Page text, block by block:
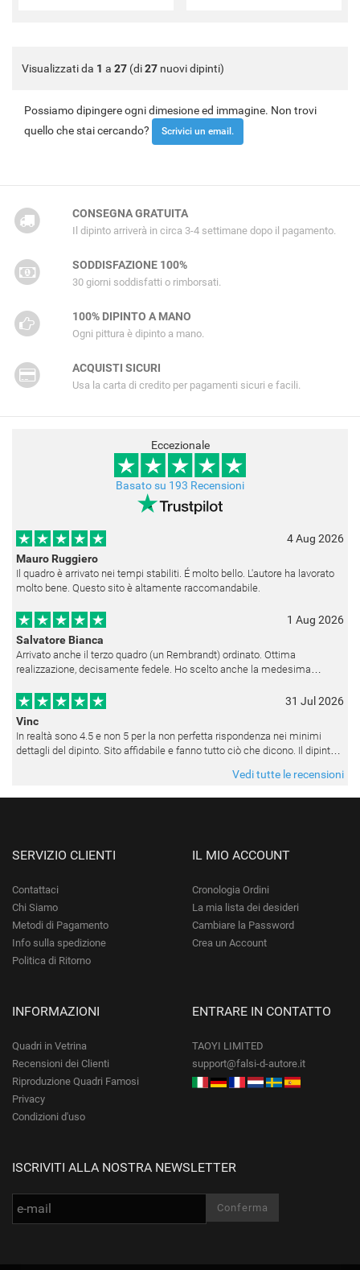
Visualizzati da 1 a 27 (di27 nuovi dipinti)
Possiamo dipingere ogni dimesione ed immagine. Non trovi
quello che stai cercando?
Scrivici un email.
CONSEGNA GRATUITA
Il dipinto arriverà in circa 3-4 settimane dopo il pagamento.
SODDISFAZIONE 100%
30 giorni soddisfatti o rimborsati.
100% DIPINTO A MANO
Ogni pittura è dipinto a mano.
ACQUISTI SICURI
Usa la carta di credito per pagamenti sicuri e facili.
Eccezionale
Basato su 193 Recensioni
4 Aug 2026
Mauro Ruggiero
Il quadro è arrivato nei tempi stabiliti. É molto bello. L'autore ha lavorato
molto bene. Questo sito è altamente raccomandabile.
1 Aug 2026
Salvatore Bianca
Arrivato anche il terzo quadro (un Rembrandt) ordinato. Ottima
realizzazione, decisamente fedele. Ho scelto anche la medesima
appesi
31 Jul 2026
Vinc
In realtà sono 4.5 e non 5 per la non perfetta rispondenza nei minimi
dettagli del dipinto. Sito affidabile e fanno tutto ciò che dicono. Il dipinto,
Vedi tutte le recensioni
SERVIZIO CLIENTI
Contattaci
Chi Siamo
Metodi di Pagamento
Info sulla spedizione
Politica di Ritorno
IL MIO ACCOUNT
Cronologia Ordini
La mia lista dei desideri
Cambiare la Password
Crea un Account
INFORMAZIONI
Quadri in Vetrina
Recensioni dei Clienti
Riproduzione Quadri Famosi
Privacy
Condizioni d'uso
ENTRARE IN CONTATTO
TAOYI LIMITED
support@falsi-d-autore.it
ISCRIVITI ALLA NOSTRA NEWSLETTER